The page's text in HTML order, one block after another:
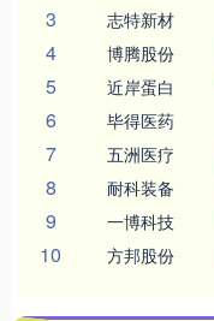
3 志特新材
4 博腾股份
5 近岸蛋白
6 毕得医药
7 五洲医疗
8 耐科装备
9 一博科技
10 方邦股份